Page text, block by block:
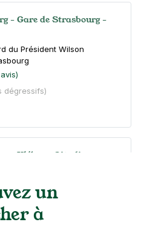
- Gare de Strasbourg -
du Président Wilson
dégressifs)
- Kléber - Citadines
dégressifs)
un
à